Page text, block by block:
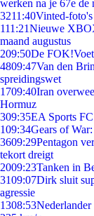
werken na je 67e de
3211:40Vinted-foto's
111:21Nieuwe
maand augustus
209:50De
4809:47Van den
spreidingswet
1709:40Iran
Hormuz
309:35EA Sports
109:34Gears of
3609:29Pentagon
tekort dreigt
2009:23Tanken in
3109:07Dirk sluit
agressie
1308:53